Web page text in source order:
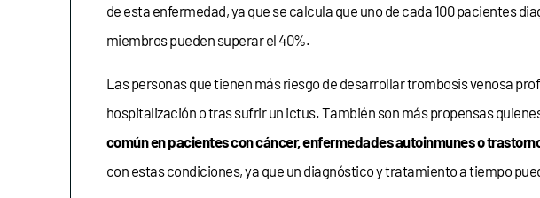
de esta enfermedad, ya que se calcula que uno de cada 100 pacientes
miembros pueden superar el 40%.
Las personas que tienen más riesgo de desarrollar trombosis venosa
hospitalización o tras sufrir un ictus. También son más propensas
común en pacientes con cáncer, enfermedades autoinmunes o
con estas condiciones, ya que un diagnóstico y tratamiento a tiempo